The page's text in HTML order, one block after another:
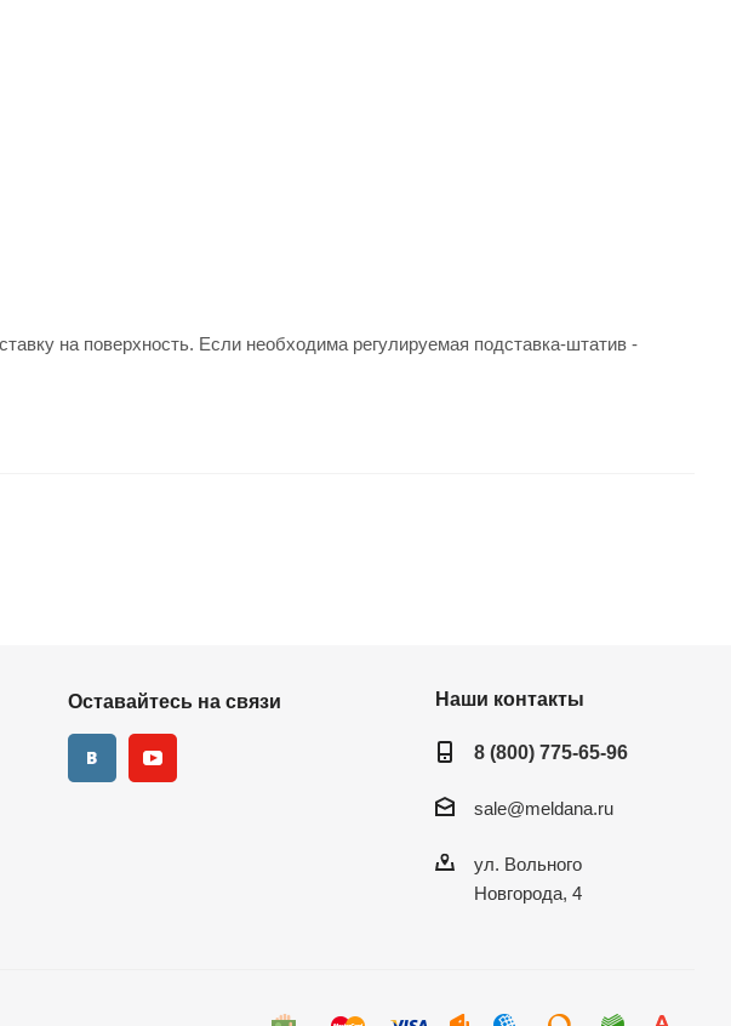
на поверхность. Если необходима регулируемая подставка-штатив -
Оставайтесь на связи Наши контакты
8 (800) 775-65-96
sale@meldana.ru
ул. Вольного
Новгорода, 4